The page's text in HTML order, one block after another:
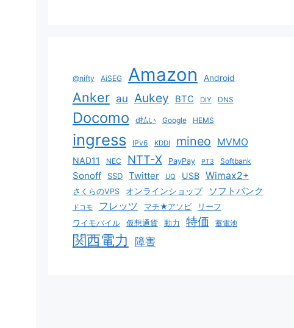
@nifty AiSEG Amazon Android
Anker au Aukey BTC DIY DNS
Docomo d払い Google HEMS
ingress IPv6 KDDI mineo MVMO
NAD11 NEC NTT-X PayPay PT3 Softbank
Sonoff SSD Twitter UQ USB Wimax2+
さくらのVPS オンラインショップ ソフトバンク
ドコモ フレッツ マチ★アソビ
リーフ
ワイモバイル
仮想通貨 動力 特価 蓄電池
関西電力 障害